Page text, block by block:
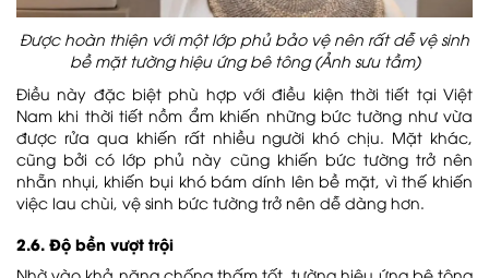
Được hoàn thiện với một lớp phủ bảo vệ nên rất dễ vệ sinh
bề mặt tường hiệu ứng bê tông (Ảnh sưu tầm)
Điều này đặc biệt phù hợp với điều kiện thời tiết tại Việt
Nam khi thời tiết nồm ẩm khiến những bức tường như vừa
được rửa qua khiến rất nhiều người khó chịu. Mặt khác,
cũng bởi có lớp phủ này cũng khiến bức tường trở nên
nhẵn nhụi, khiến bụi khó bám dính lên bề mặt, vì thế khiến
việc lau chùi, vệ sinh bức tường trở nên dễ dàng hơn.
2.6. Độ bền vượt trội
Nhờ vào khả năng chống thấm tốt, tường hiệu ứng bê tông